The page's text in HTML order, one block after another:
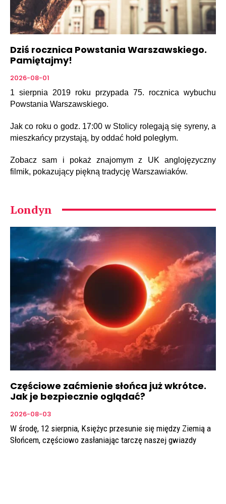
Dziś rocznica Powstania Warszawskiego.
Pamiętajmy!
2026-08-01
1 sierpnia 2019 roku przypada 75. rocznica wybuchu
Powstania Warszawskiego.
Jak co roku o godz. 17:00 w Stolicy rolegają się syreny, a
mieszkańcy przystają, by oddać hołd poległym.
Zobacz sam i pokaż znajomym z UK anglojęzyczny
filmik, pokazujący piękną tradycję Warszawiaków.
Londyn
Częściowe zaćmienie słońca już wkrótce.
Jak je bezpiecznie oglądać?
2026-08-03
W środę, 12 sierpnia, Księżyc przesunie się między Ziemią a
Słońcem, częściowo zasłaniając tarczę naszej gwiazdy